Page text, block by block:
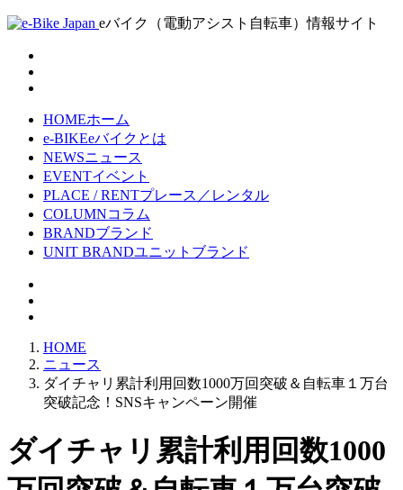
eバイク（電動アシスト自転車）情報サイト
HOMEホーム
e-BIKEeバイクとは
NEWSニュース
EVENTイベント
PLACE / RENTプレース／レンタル
COLUMNコラム
BRANDブランド
UNIT BRANDユニットブランド
HOME
ニュース
ダイチャリ累計利用回数1000万回突破＆自転車１万台
突破記念！SNSキャンペーン開催
ダイチャリ累計利用回数1000